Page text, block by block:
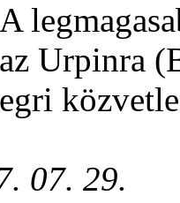
A
az Urpinra
egri
07. 29.